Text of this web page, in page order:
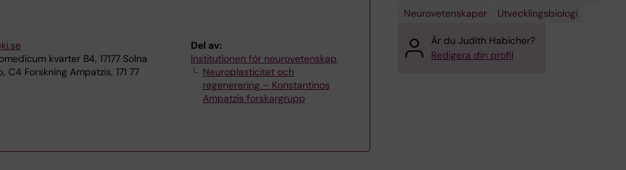
kvarter B4, 17177 Solna
C4 Forskning Ampatzis, 171 77
Del av:
Institutionen för neurovetenskap
Neuroplasticitet och
regenerering – Konstantinos
Ampatzis forskargrupp
Neurovetenskaper
Utvecklingsbiologi
Är du Judith Habicher?
Redigera din profil